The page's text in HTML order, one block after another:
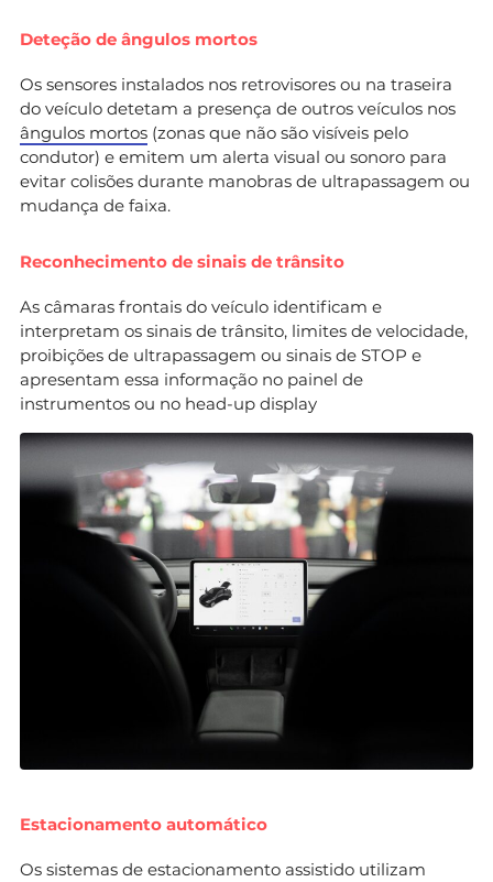
Deteção de ângulos mortos
Os sensores instalados nos retrovisores ou na traseira
do veículo detetam a presença de outros veículos nos
ângulos mortos (zonas que não são visíveis pelo
condutor) e emitem um alerta visual ou sonoro para
evitar colisões durante manobras de ultrapassagem ou
mudança de faixa.
Reconhecimento de sinais de trânsito
As câmaras frontais do veículo identificam e
interpretam os sinais de trânsito, limites de velocidade,
proibições de ultrapassagem ou sinais de STOP e
apresentam essa informação no painel de
instrumentos ou no head-up display
Estacionamento automático
Os sistemas de estacionamento assistido utilizam